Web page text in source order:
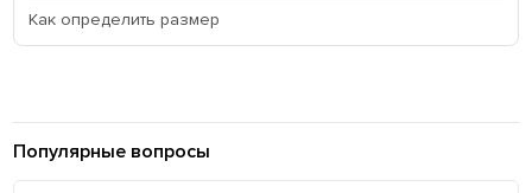
Как определить размер
Популярные вопросы